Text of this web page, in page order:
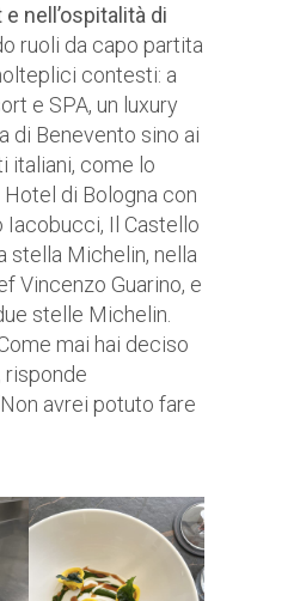
nell’ospitalità di
ruoli da capo partita
contesti: a
e SPA, un luxury
di Benevento sino ai
italiani, come lo
di Bologna con
Iacobucci, Il Castello
stella Michelin, nella
Vincenzo Guarino, e
stelle Michelin.
mai hai deciso
risponde
avrei potuto fare